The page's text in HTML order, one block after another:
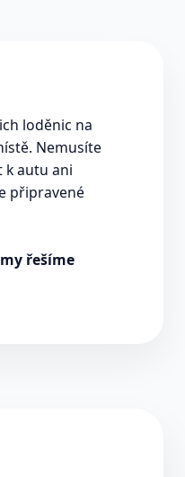
loděnic na
Nemusíte
k autu ani
připravené
řešíme